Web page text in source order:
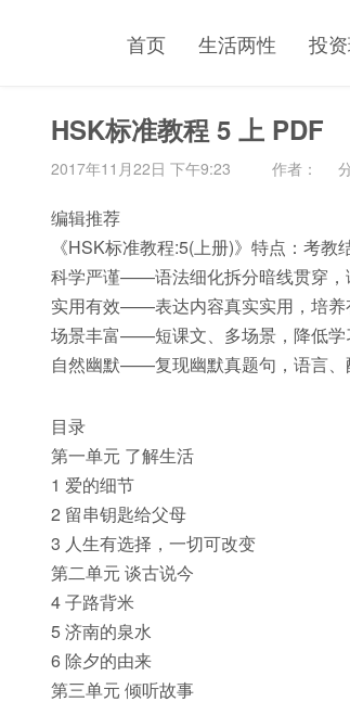
首页 生活两性 投
HSK标准教程 5 上 PDF
2017年11月22日 下午9:23 作者：
编辑推荐
《HSK标准教程:5(上册)》特点：考
科学严谨——语法细化拆分暗线贯穿，
实用有效——表达内容真实实用，培养
场景丰富——短课文、多场景，降低学
自然幽默——复现幽默真题句，语言、
目录
第一单元 了解生活
1 爱的细节
2 留串钥匙给父母
3 人生有选择，一切可改变
第二单元 谈古说今
4 子路背米
5 济南的泉水
6 除夕的由来
第三单元 倾听故事